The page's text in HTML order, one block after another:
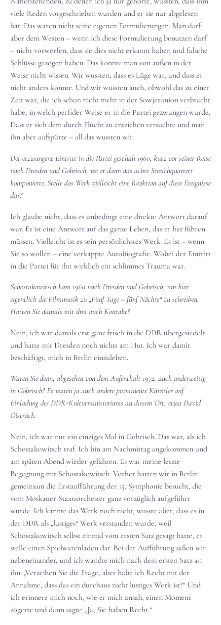
viele Reden vorgeschrieben wurden und er sie nur abgelesen
hat. Das waren nicht seine eigenen Formulierungen. Man darf
aber dem Westen – wenn ich diese Formulierung benutzen darf
– nicht vorwerfen, dass sie dies nicht erkannt haben und falsche
Schlüsse gezogen haben. Das konnte man von außen in der
Weise nicht wissen. Wir wussten, dass es Lüge war, und dass er
nicht anders konnte. Und wir wussten auch, obwohl das zu einer
Zeit war, die ich schon nicht mehr in der Sowjetunion verbracht
habe, in welch perfider Weise er in die Partei gezwungen wurde.
Dass er sich dem durch Flucht zu entziehen versuchte und man
ihn aber aufspürte – all das wussten wir.
Der erzwungene Eintritt in die Partei geschah 1960, kurz vor seiner Reise
nach Dresden und Gohrisch, wo er dann das achte Streichquartett
komponierte. Stellt das Werk vielleicht eine Reaktion auf diese Ereignisse
dar?
Ich glaube nicht, dass es unbedingt eine direkte Antwort darauf
war. Es ist eine Antwort auf das ganze Leben, das er hat führen
müssen. Vielleicht ist es sein persönlichstes Werk. Es ist – wenn
Sie so wollen – eine verkappte Autobiografie. Wobei der Eintritt
in die Partei für ihn wirklich ein schlimmes Trauma war.
Schostakowitsch kam 1960 nach Dresden und Gohrisch, um hier
eigentlich die Filmmusik zu „Fünf Tage – fünf Nächte“ zu schreiben.
Hatten Sie damals mit ihm auch Kontakt?
Nein, ich war damals erst ganz frisch in die DDR übergesiedelt
und hatte mit Dresden noch nichts am Hut. Ich war damit
beschäftigt, mich in Berlin einzuleben.
Waren Sie denn, abgesehen von dem Aufenthalt 1972, auch anderweitig
in Gohrisch? Es waren ja auch andere prominente Künstler auf
Einladung des DDR-Kulturministeriums an diesem Ort, etwa David
Oistrach.
Nein, ich war nur ein einziges Mal in Gohrisch. Das war, als ich
Schostakowitsch traf. Ich bin am Nachmittag angekommen und
am späten Abend wieder gefahren. Es war meine letzte
Begegnung mit Schostakowitsch. Vorher hatten wir in Berlin
gemeinsam die Erstaufführung der 15. Symphonie besucht, die
vom Moskauer Staatsorchester ganz vorzüglich aufgeführt
wurde. Ich kannte das Werk noch nicht, wusste aber, dass es in
der DDR als „lustiges“ Werk verstanden wurde, weil
Schostakowitsch selbst einmal vom ersten Satz gesagt hatte, er
stelle einen Spielwarenladen dar. Bei der Aufführung saßen wir
nebeneinander, und ich wandte mich nach dem ersten Satz an
ihn: „Verzeihen Sie die Frage, aber habe ich Recht mit der
Annahme, dass das ein durchaus nicht lustiges Werk ist?“ Und
ich erinnere mich noch, wie er mich ansah, einen Moment
zögerte und dann sagte: „Ja, Sie haben Recht.“